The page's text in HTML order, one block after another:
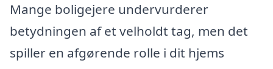
Mange boligejere undervurderer
betydningen af et velholdt tag, men det
spiller en afgørende rolle i dit hjems